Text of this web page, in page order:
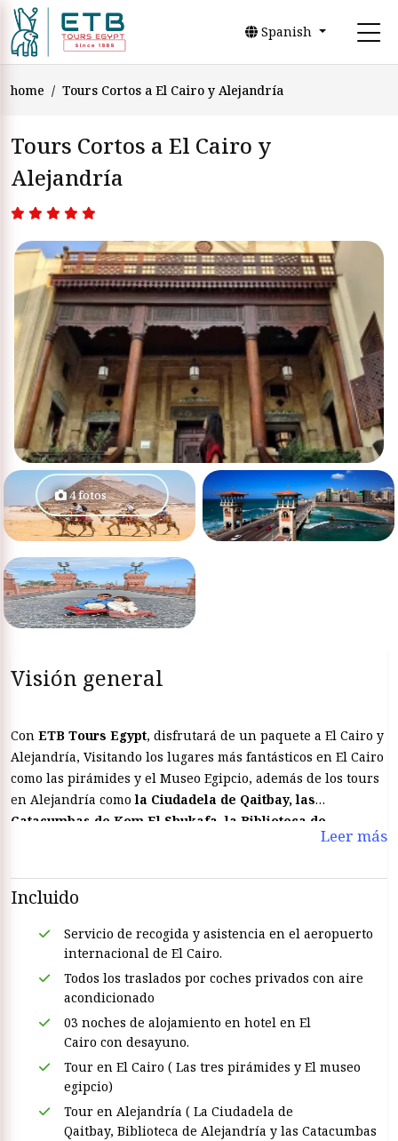
Spanish
home Tours Cortos a El Cairo y Alejandría
Tours Cortos a El Cairo y
Alejandría
4 fotos
Visión general
Con ETB Tours Egypt, disfrutará de un paquete a El Cairo y
Alejandría, Visitando los lugares más fantásticos en El Cairo
como las pirámides y el Museo Egipcio, además de los tours
en Alejandría comola Ciudadela de Qaitbay, las
Catacumbas de Kom El Shukafa, la Biblioteca de
Leer más
Incluido
Servicio de recogida y asistencia en el aeropuerto
internacional de El Cairo.
Todos los traslados por coches privados con aire
acondicionado
03 noches de alojamiento en hotel en El
Cairo con desayuno.
Tour en El Cairo ( Las tres pirámides y El museo
egipcio)
Tour en Alejandría ( La Ciudadela de
Qaitbay, Biblioteca de Alejandría y las Catacumbas